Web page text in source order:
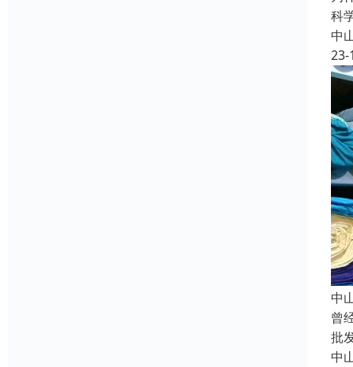
科
中
23-
中
曾
批
中